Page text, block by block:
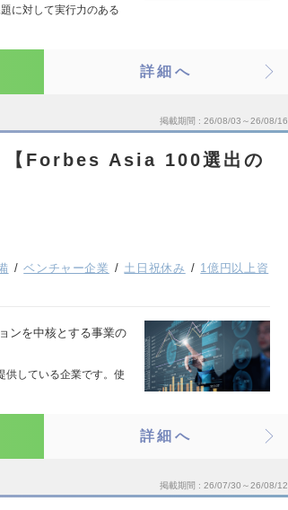
に対して実行力のある
詳細へ
掲載期間 26/08/03～26/08/16
【Forbes Asia 100選出の
ベンチャー企業 土日祝休み
1億円以上資
ンを中核とする事業の
供している企業です。使
詳細へ
掲載期間 26/07/30～26/08/12